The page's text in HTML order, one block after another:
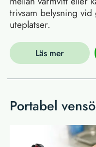
trivsam belysning
uteplatser.
Läs mer
Portabel